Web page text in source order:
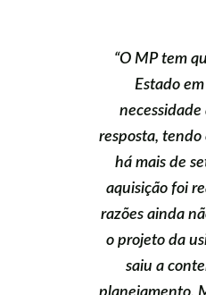
“O MP tem
Estado
resposta, tendo
há mais de
aquisição foi
razões ainda
o projeto da
saiu a
planejamento.